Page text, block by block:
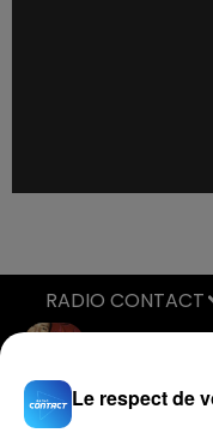
Le respect de